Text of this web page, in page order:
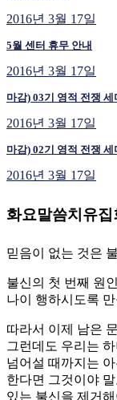
2016년 3월 17일
5월 센터 휴무 안내
2016년 3월 17일
마감) 03기 영적 전쟁
2016년 3월 17일
마감) 02기 영적 전쟁 세
2016년 3월 17일
화요말씀치유집
믿음이 없는 것은
불신의 첫 번째 원
나이 행하시도록
따라서 이제 남은
그런데도 우리는
넘어설 때까지는
한다면 그것이야
있는 불신을 제거